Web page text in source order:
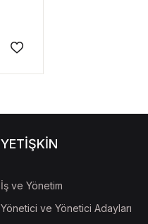
YETİŞKİN
İş ve Yönetim
Yönetici ve Yönetici Adayları